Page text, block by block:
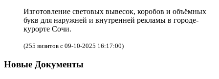
Изготовление световых вывесок, коробов и объёмных
букв для наружней и внутренней рекламы в городе-
курорте Сочи.
(255 визитов с 09-10-2025 16:17:00)
Новые Документы